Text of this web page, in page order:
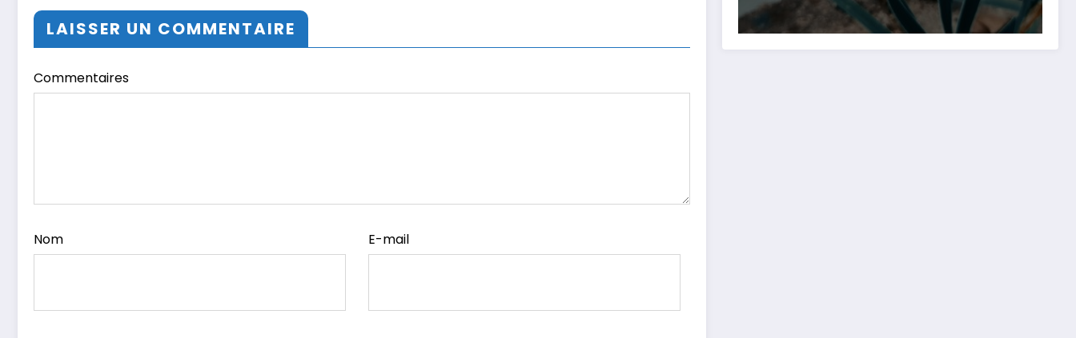
LAISSER UN COMMENTAIRE
Commentaires
Nom E-mail